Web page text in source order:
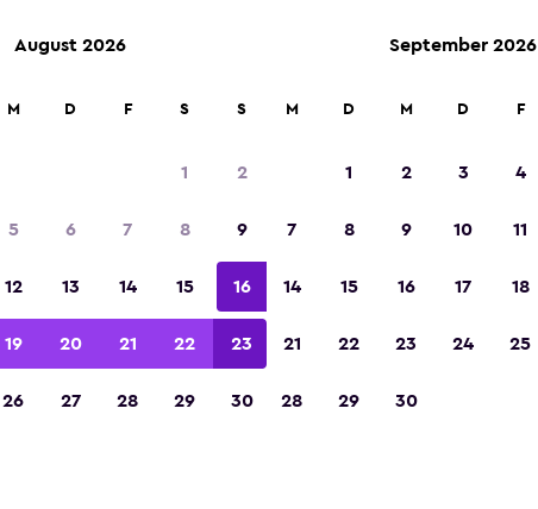
Sieger 2023 gekürt
August 2026
M D F S S
1 2
5 6 7 8 9
12 13 14 15 16
19 20 21 22 23
26 27 28 29 30
September 2026
M D M D F
1 2 3 4
7 8 9 10 11
14 15 16 17 18
21 22 23 24 25
28 29 30